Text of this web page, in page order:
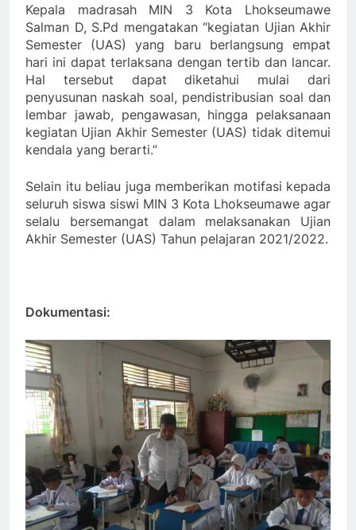
Kepala madrasah MIN 3 Kota Lhokseumawe
Salman D, S.Pd mengatakan “kegiatan Ujian Akhir
Semester (UAS) yang baru berlangsung empat
hari ini dapat terlaksana dengan tertib dan lancar.
Hal tersebut dapat diketahui mulai dari
penyusunan naskah soal, pendistribusian soal dan
lembar jawab, pengawasan, hingga pelaksanaan
kegiatan Ujian Akhir Semester (UAS) tidak ditemui
kendala yang berarti.”
Selain itu beliau juga memberikan motifasi kepada
seluruh siswa siswi MIN 3 Kota Lhokseumawe agar
selalu bersemangat dalam melaksanakan Ujian
Akhir Semester (UAS) Tahun pelajaran 2021/2022.
Dokumentasi: